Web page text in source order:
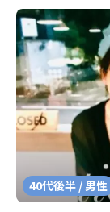
40代後半 / 男性